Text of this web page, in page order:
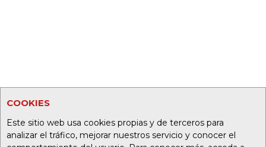
COOKIES
Este sitio web usa cookies propias y de terceros para
analizar el tráfico, mejorar nuestros servicio y conocer el